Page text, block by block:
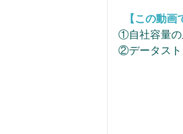
【この動
①自社容量の
②データスト